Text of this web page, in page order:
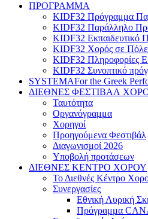
ΠΡΟΓΡΑΜΜΑ
KIDF32 Πρόγραμμα
KIDF32 Παράλληλο
KIDF32 Εκπαιδευτικό
KIDF32 Χορός σε
KIDF32 Πληροφορίες
KIDF32 Συνοπτικό
SYSTEMAFor the Greek
ΔΙΕΘΝΕΣ ΦΕΣΤΙΒΑΛ
Ταυτότητα
Οργανόγραμμα
Χορηγοί
Προηγούμενα Φεστιβάλ
Διαγωνισμοί 2026
Υποβολή προτάσεων
ΔΙΕΘΝΕΣ ΚΕΝΤΡΟ ΧΟΡΟΥ
Το Διεθνές Κέντρο
Συνεργασίες
Εθνική Λυρική
Πρόγραμμα